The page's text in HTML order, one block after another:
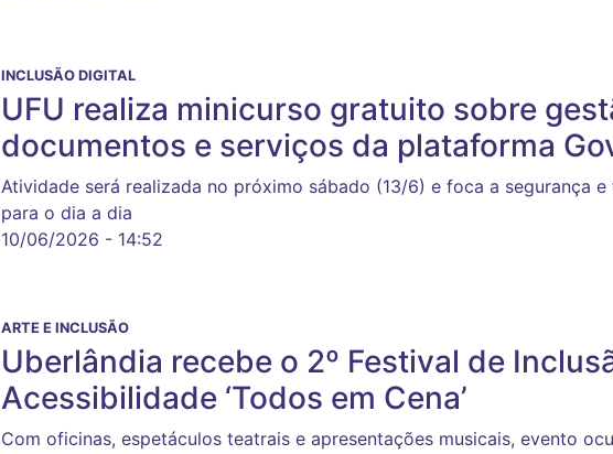
INCLUSÃO DIGITAL
UFU realiza minicurso gratuito sobre
documentos e serviços da plataforma
Atividade será realizada no próximo sábado (13/6) e foca a segurança
para o dia a dia
10/06/2026 - 14:52
ARTE E INCLUSÃO
Uberlândia recebe o 2º Festival de
Acessibilidade ‘Todos em Cena’
Com oficinas, espetáculos teatrais e apresentações musicais, evento